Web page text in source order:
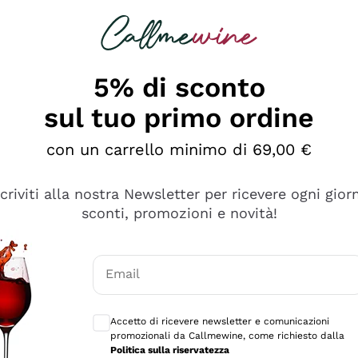
diversi e con un ampio range di prezzo. Le
5% di sconto
sul tuo primo ordine
con un carrello minimo di 69,00 €
alla nostra Newsletter per ricevere ogni
sconti, promozioni e novità!
Email
Accetto di ricevere newsletter e comunicazioni
promozionali da Callmewine, come richiesto dalla
Politica sulla riservatezza